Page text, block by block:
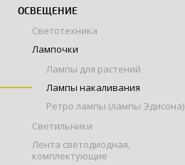
ОСВЕЩЕНИЕ
Светотехника
Лампочки
Лампы для растений
Лампы накаливания
Ретро лампы (лампы Эдисона)
Светильники
Лента светодиодная,
комплектующие